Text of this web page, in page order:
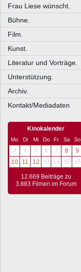
Frau Liese wünscht.
Bühne.
Film.
Kunst.
Literatur und Vorträge.
Unterstützung.
Archiv.
Kontakt/Mediadaten
Kinokalender
Mo Di Mi Do Fr Sa
So
3
4 5 6 7 8
9
10
11 12 13 14 15 16
12.669 Beiträge zu
3.883 Filmen im Forum